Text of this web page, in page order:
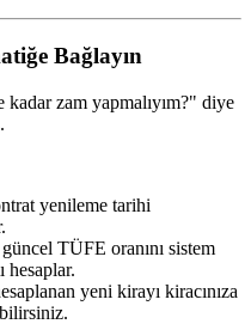
Bağlayın
zam yapmalıyım?" diye
yenileme tarihi
TÜFE oranını sistem
hesaplar.
yeni kirayı kiracınıza